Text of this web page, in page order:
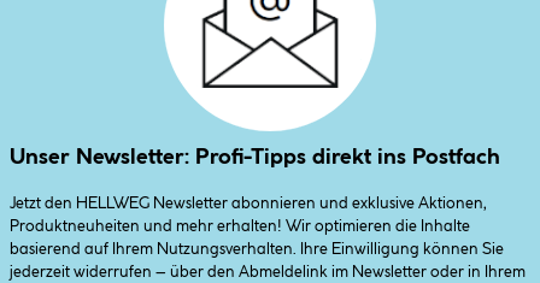
Unser Newsletter: Profi-Tipps direkt ins Postfach
Jetzt den HELLWEG Newsletter abonnieren und exklusive Aktionen,
Produktneuheiten und mehr erhalten! Wir optimieren die Inhalte
basierend auf Ihrem Nutzungsverhalten. Ihre Einwilligung können Sie
jederzeit widerrufen – über den Abmeldelink im Newsletter oder in Ihrem